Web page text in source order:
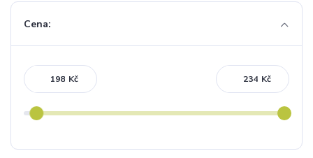
Cena:
Kč Kč